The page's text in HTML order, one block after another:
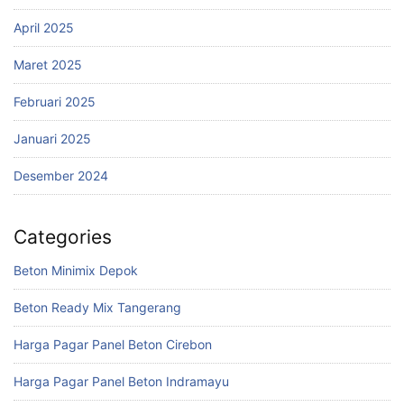
April 2025
Maret 2025
Februari 2025
Januari 2025
Desember 2024
Categories
Beton Minimix Depok
Beton Ready Mix Tangerang
Harga Pagar Panel Beton Cirebon
Harga Pagar Panel Beton Indramayu